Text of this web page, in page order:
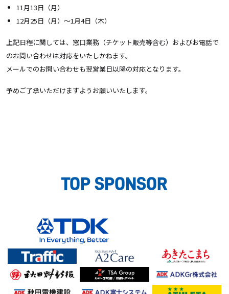
11月13日（月）
12月25日（月）〜1月4日（木）
上記日程に関しては、窓口業務（チケット販売等含む）およびお電話で
のお問い合わせは対応をいたしかねます。
メールでのお問い合わせも翌営業日以降の対応となります。
予めご了承いただけますようお願いいたします。
TOP SPONSOR